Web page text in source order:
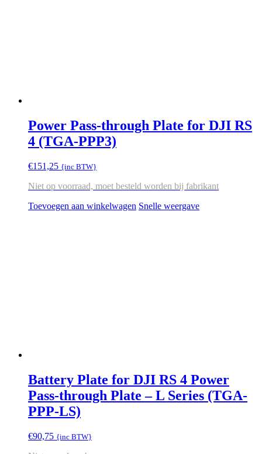
Power Pass-through Plate for DJI RS
4 (TGA-PPP3)
€151,25 {inc BTW}
Niet op voorraad, moet besteld worden bij fabrikant
Toevoegen aan winkelwagen Snelle weergave
Battery Plate for DJI RS 4 Power
Pass-through Plate – L Series (TGA-
PPP-LS)
€90,75 {inc BTW}